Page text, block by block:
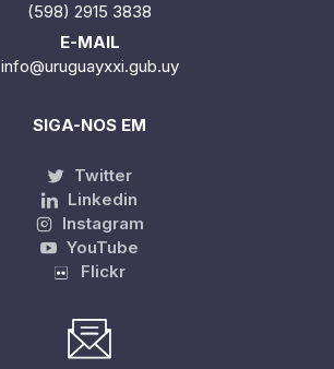
(598) 2915 3838
E-MAIL
info@uruguayxxi.gub.uy
SIGA-NOS EM
Twitter
Linkedin
Instagram
YouTube
Flickr